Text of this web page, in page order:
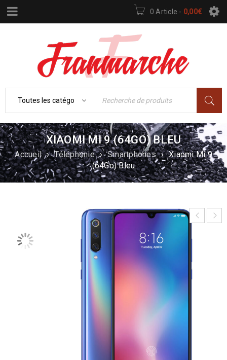
0 Article - 0,00€
XIAOMI MI 9 (64GO) BLEU
Accueil › Téléphonie › Smartphones › Xiaomi Mi 9
(64Go) Bleu